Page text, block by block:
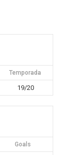
Temporada
19/20
Goals